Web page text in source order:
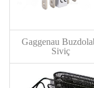
Gaggenau
Siviç